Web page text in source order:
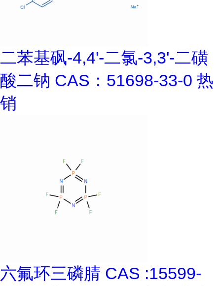
二苯基砜-4,4'-二氯-3,3'-二磺
酸二钠 CAS：51698-33-0 热
销
六氟环三磷腈 CAS :15599-